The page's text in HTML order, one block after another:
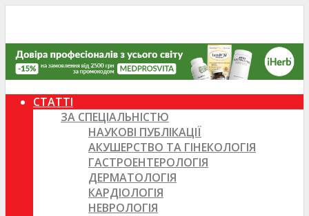
СТАТТІ
ЗА СПЕЦІАЛЬНІСТЮ
НАУКОВІ ПУБЛІКАЦІЇ
АКУШЕРСТВО ТА ГІНЕКОЛОГІЯ
ГАСТРОЕНТЕРОЛОГІЯ
ДЕРМАТОЛОГІЯ
КАРДІОЛОГІЯ
НЕВРОЛОГІЯ